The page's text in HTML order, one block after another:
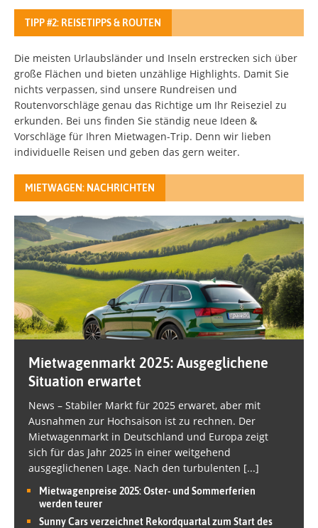
TIPP #2: REISETIPPS & ROUTEN
Die meisten Urlaubsländer und Inseln erstrecken sich über
große Flächen und bieten unzählige Highlights. Damit Sie
nichts verpassen, sind unsere Rundreisen und
Routenvorschläge genau das Richtige um Ihr Reiseziel zu
erkunden. Bei uns finden Sie ständig neue Ideen &
Vorschläge für Ihren Mietwagen-Trip. Denn wir lieben
individuelle Reisen und geben das gern weiter.
MIETWAGEN: NACHRICHTEN
Mietwagenmarkt 2025: Ausgeglichene
Situation erwartet
News – Stabiler Markt für 2025 erwaret, aber mit
Ausnahmen zur Hochsaison ist zu rechnen. Der
Mietwagenmarkt in Deutschland und Europa zeigt
sich für das Jahr 2025 in einer weitgehend
ausgeglichenen Lage. Nach den turbulenten [...]
Mietwagenpreise 2025: Oster- und Sommerferien
werden teurer
Sunny Cars verzeichnet Rekordquartal zum Start des